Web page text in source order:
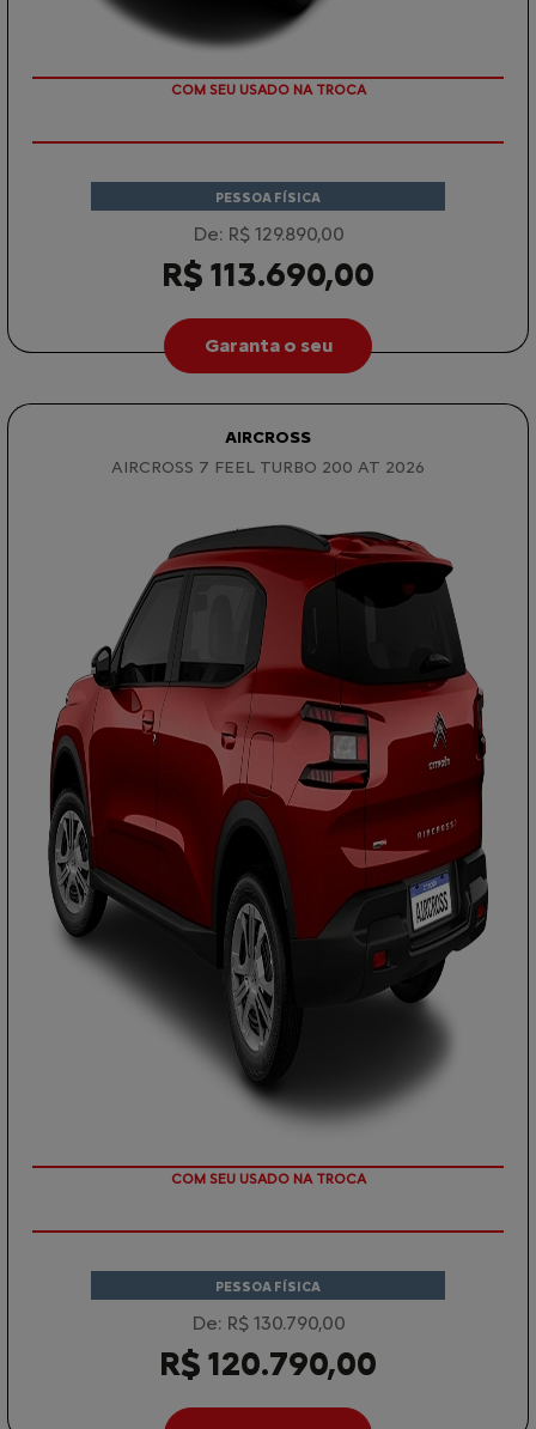
TAXA ZERO
PESSOA FÍSICA
De: R$ 129.890,00
R$ 113.690,00
Garanta o seu
AIRCROSS
AIRCROSS 7 FEEL TURBO 200 AT 2026
TAXA ZERO
PESSOA FÍSICA
De: R$ 130.790,00
R$ 120.790,00